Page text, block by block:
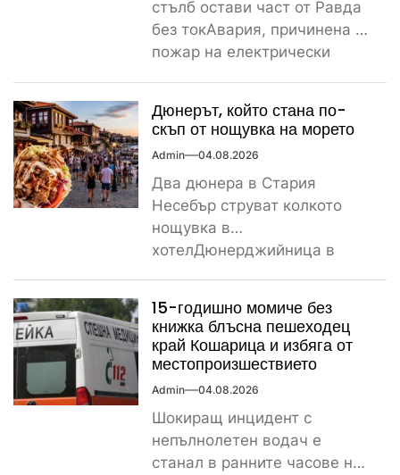
стълб остави част от Равда
без токАвария, причинена от
пожар на електрически
Дюнерът, който стана по-
скъп от нощувка на морето
Admin 04.08.2026
Два дюнера в Стария
Несебър струват колкото
нощувка в
хотелДюнерджийница в
скъпотия на храната...
15-годишно момиче без
книжка блъсна пешеходец
край Кошарица и избяга от
местопроизшествието
Admin 04.08.2026
Шокиращ инцидент с
непълнолетен водач е
станал в ранните часове на